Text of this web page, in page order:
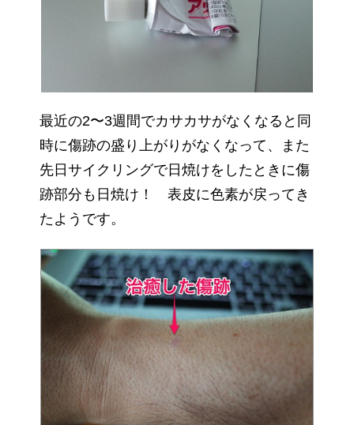
最近の2〜3週間でカサカサがなくなると同
時に傷跡の盛り上がりがなくなって、また
先日サイクリングで日焼けをしたときに傷
跡部分も日焼け！ 表皮に色素が戻ってき
たようです。